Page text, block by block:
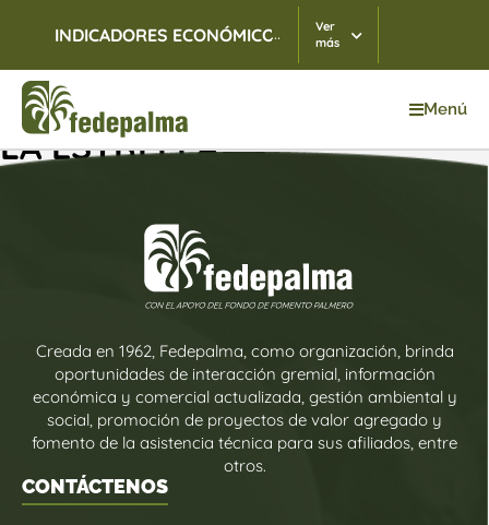
INDICADORES ECONÓMICOS TRM 07/08/2026
...
Ver
más
Menú
LA ESTRELLA
Creada en 1962, Fedepalma, como organización, brinda
oportunidades de interacción gremial, información
económica y comercial actualizada, gestión ambiental y
social, promoción de proyectos de valor agregado y
fomento de la asistencia técnica para sus afiliados, entre
otros.
CONTÁCTENOS